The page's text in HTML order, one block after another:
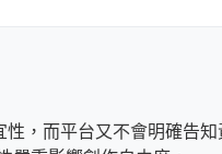
，而平台又不會明確告